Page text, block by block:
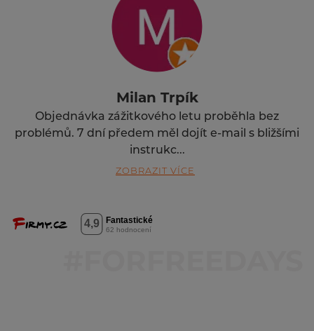
Milan Trpík
Objednávka zážitkového letu proběhla bez
problémů. 7 dní předem měl dojít e-mail s bližšími
instrukc...
ZOBRAZIT VÍCE